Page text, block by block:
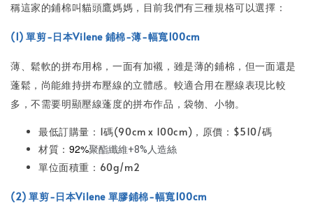
稱這家的鋪棉叫貓頭鷹媽媽，目前我們有三種規格可以選擇：
(1) 單剪-日本Vilene 鋪棉-薄-幅寬100cm
薄、鬆軟的拼布用棉，一面有加襯，雖是薄的鋪棉，但一面還是
蓬鬆，尚能維持拼布壓線的立體感。較適合用在壓線表現比較
多，不需要明顯壓線蓬度的拼布作品，袋物、小物。
最低訂購量：1碼(90cm x 100cm)，原價：$510/碼
材質： 92%聚酯纖維+8%人造絲
單位面積重：60g/m2
(2) 單剪-日本Vilene 單膠鋪棉-幅寬100cm